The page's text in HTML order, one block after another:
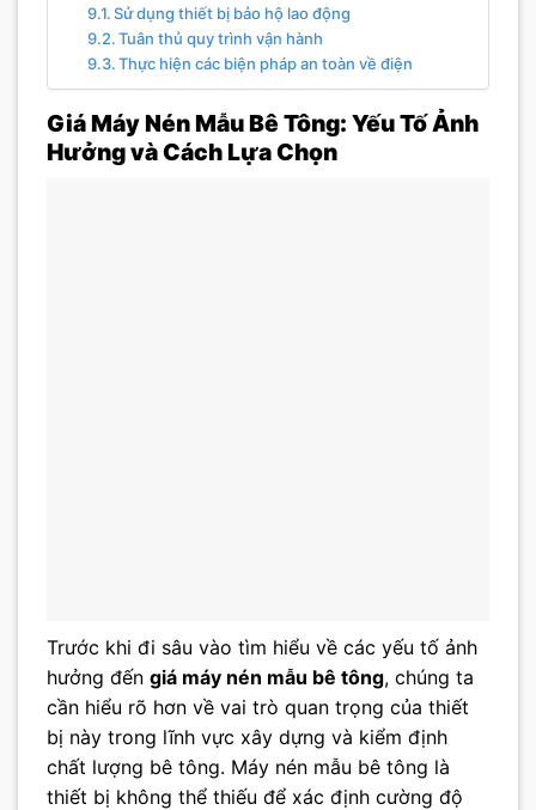
Sử dụng thiết bị bảo hộ lao động
Tuân thủ quy trình vận hành
Thực hiện các biện pháp an toàn về điện
Giá Máy Nén Mẫu Bê Tông: Yếu Tố Ảnh
Hưởng và Cách Lựa Chọn
Trước khi đi sâu vào tìm hiểu về các yếu tố ảnh
hưởng đến giá máy nén mẫu bê tông, chúng ta
cần hiểu rõ hơn về vai trò quan trọng của thiết
bị này trong lĩnh vực xây dựng và kiểm định
chất lượng bê tông. Máy nén mẫu bê tông là
thiết bị không thể thiếu để xác định cường độ